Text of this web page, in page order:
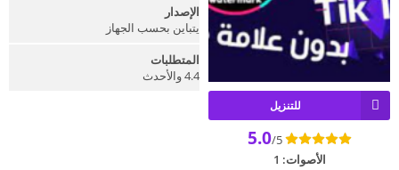
للتنزيل
5.0/5
الأصوات: 1
الإصدار
يتباين بحسب الجهاز
المتطلبات
4.4 والأحدث